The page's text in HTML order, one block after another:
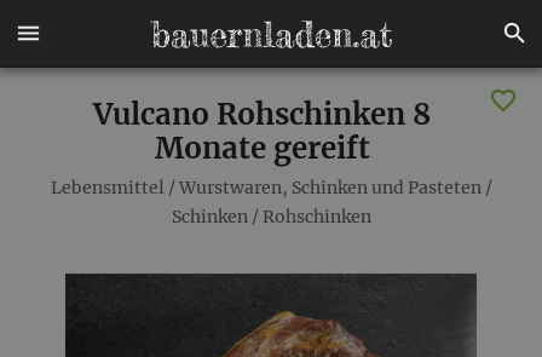
Vulcano Rohschinken 8
Monate gereift
Lebensmittel / Wurstwaren, Schinken und Pasteten/
Schinken/ Rohschinken